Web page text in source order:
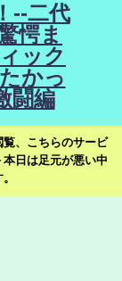
--二代
愕ま
ック
かっ
闘編
、こちらのサービ
日は足元が悪い中